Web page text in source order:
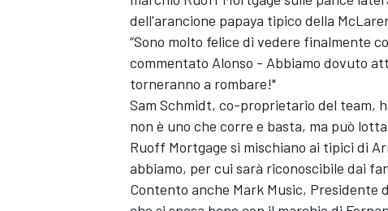
dell'arancione papaya tipico della
“Sono molto felice di vedere finalmente
commentato Alonso - Abbiamo dovuto
torneranno a rombare!"
Sam Schmidt, co-proprietario del team,
non è uno che corre e basta, ma può
Ruoff Mortgage si mischiano ai tipici di
abbiamo, per cui sarà riconoscibile dai
Contento anche Mark Music, Presidente